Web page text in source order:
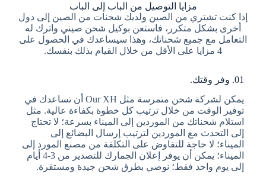
مزايا التوصيل من الباب إلى الباب
إذا كنت تشتري من الصين ولديك شحنات من الصين إلى دول
أخرى بشكل متكرر، فاستعن بوكيل شحن صيني واترك له
التعامل مع جميع شحناتك، وهذا سيساعدك في الحصول على
4 مزايا على الأقل من خلال القيام بذلك بنفسك.
01. وفر وقتك.
يمكن لشركة شحن متمرسة مثل Our XH أن تساعدك في
توفير الوقت من خلال ترتيب كل خطوة بكفاءة عالية. مثل
استلام شحناتك من الموردين إلى الميناء بسرعة؛ لا تحتاج
إلى التحدث مع الموردين لترتيب إرسال البضائع إلى
الميناء؛ لا حاجة للتفاوض على التكلفة من مصنع المورد إلى
الميناء؛ يمكن أن يوفر إعلان الجمارك للتصدير من 3-4 أيام
إلى يوم واحد فقط؛ نوصي بطرق شحن جيدة ومستقرة.